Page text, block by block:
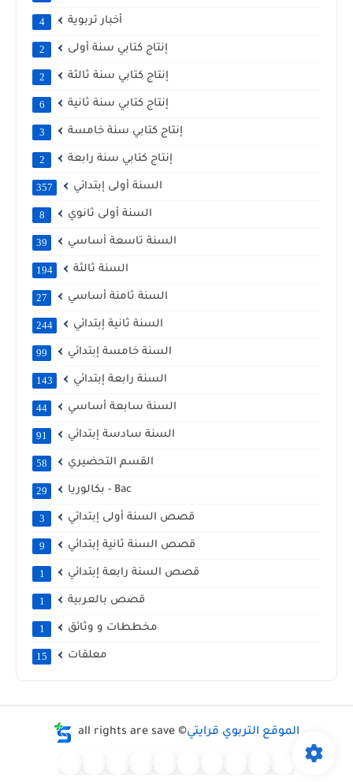
أخبار تربوية 4
إنتاج كتابي سنة أولى 2
إنتاج كتابي سنة ثالثة 2
إنتاج كتابي سنة ثانية 6
إنتاج كتابي سنة خامسة 3
إنتاج كتابي سنة رابعة 2
السنة أولى إبتدائي 357
السنة أولى ثانوي 8
السنة تاسعة أساسي 39
السنة ثالثة 194
السنة ثامنة أساسي 27
السنة ثانية إبتدائي 244
السنة خامسة إبتدائي 99
السنة رابعة إبتدائي 143
السنة سابعة أساسي 44
السنة سادسة إبتدائي 91
القسم التحضيري 58
بكالوريا - Bac 29
قصص السنة أولى إبتدائي 3
قصص السنة ثانية إبتدائي 9
قصص السنة رابعة إبتدائي 1
قصص بالعربية 1
مخططات و وثائق 1
معلقات 15
all rights are save ©الموقع التربوي قرايتي